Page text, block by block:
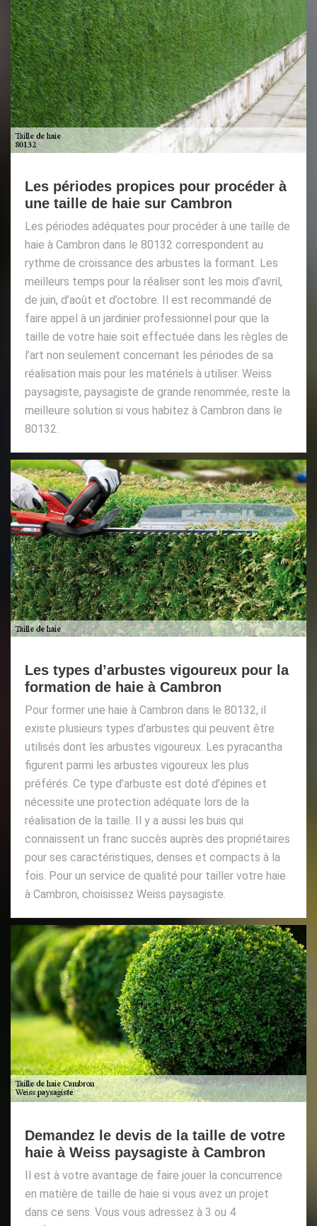
Les périodes propices pour procéder à
une taille de haie sur Cambron
Les périodes adéquates pour procéder à une taille de
haie à Cambron dans le 80132 correspondent au
rythme de croissance des arbustes la formant. Les
meilleurs temps pour la réaliser sont les mois d’avril,
de juin, d’août et d’octobre. Il est recommandé de
faire appel à un jardinier professionnel pour que la
taille de votre haie soit effectuée dans les règles de
l’art non seulement concernant les périodes de sa
réalisation mais pour les matériels à utiliser. Weiss
paysagiste, paysagiste de grande renommée, reste la
meilleure solution si vous habitez à Cambron dans le
80132.
Les types d’arbustes vigoureux pour la
formation de haie à Cambron
Pour former une haie à Cambron dans le 80132, il
existe plusieurs types d’arbustes qui peuvent être
utilisés dont les arbustes vigoureux. Les pyracantha
figurent parmi les arbustes vigoureux les plus
préférés. Ce type d’arbuste est doté d’épines et
nécessite une protection adéquate lors de la
réalisation de la taille. Il y a aussi les buis qui
connaissent un franc succès auprès des propriétaires
pour ses caractéristiques, denses et compacts à la
fois. Pour un service de qualité pour tailler votre haie
à Cambron, choisissez Weiss paysagiste.
Demandez le devis de la taille de votre
haie à Weiss paysagiste à Cambron
Il est à votre avantage de faire jouer la concurrence
en matière de taille de haie si vous avez un projet
dans ce sens. Vous vous adressez à 3 ou 4